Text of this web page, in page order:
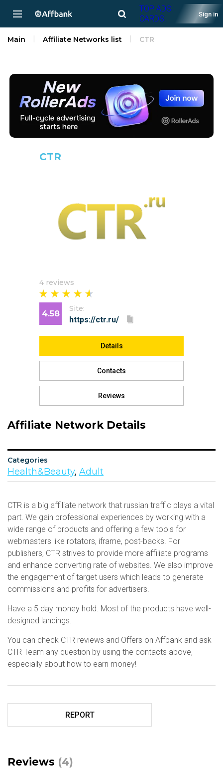
TOP ADS
CARDS!
Sign in
Main Affiliate Networks list CTR
CTR
4 reviews
4.58
Site:
Details
Contacts
Reviews
Affiliate Network Details
Categories
Health&Beauty, Adult
CTR is a big affiliate network that russian traffic plays a vital
part. We gain professional experiences by working with a
wide range of products and offering a few tools for
webmasters like rotators, iframe, post-backs. For
publishers, CTR strives to provide more affiliate programs
and enhance converting rate of websites. We also improve
the engagement of target users which leads to generate
commissions and profits for advertisers.
Have a 5 day money hold. Most of the products have well-
designed landings.
You can check CTR reviews and Offers on Affbank and ask
CTR Team any question by using the contacts above,
especially about how to earn money!
REPORT
Reviews (4)